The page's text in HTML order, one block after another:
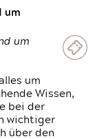
um
um
um
Wissen,
bei der
wichtiger
über den